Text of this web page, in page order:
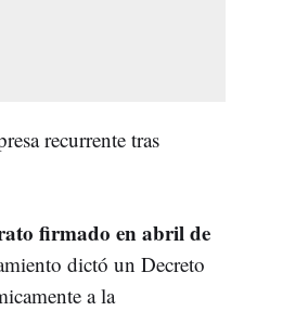
recurrente tras
firmado en abril de
dictó un Decreto
a la